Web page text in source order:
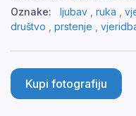
Oznake:
ljubav ruka
društvo
prstenje
Kupi fotografiju